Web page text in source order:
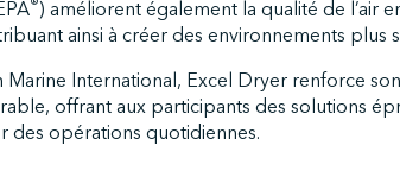
) améliorent également la qualité de l’air
ainsi à créer des environnements plus
Marine International, Excel Dryer renforce
offrant aux participants des solutions
des opérations quotidiennes.